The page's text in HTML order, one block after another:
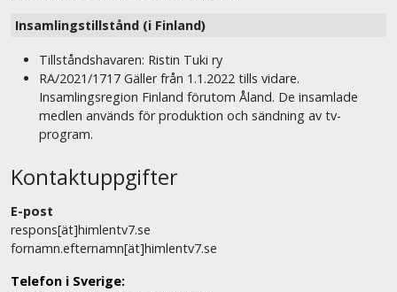
Insamlingstillstånd (i Finland)
Tillståndshavaren: Ristin Tuki ry
RA/2021/1717 Gäller från 1.1.2022 tills vidare.
Insamlingsregion Finland förutom Åland. De insamlade
medlen används för produktion och sändning av tv-
program.
Kontaktuppgifter
E-post
respons[ät]himlentv7.se
fornamn.efternamn[ät]himlentv7.se
Telefon i Sverige: